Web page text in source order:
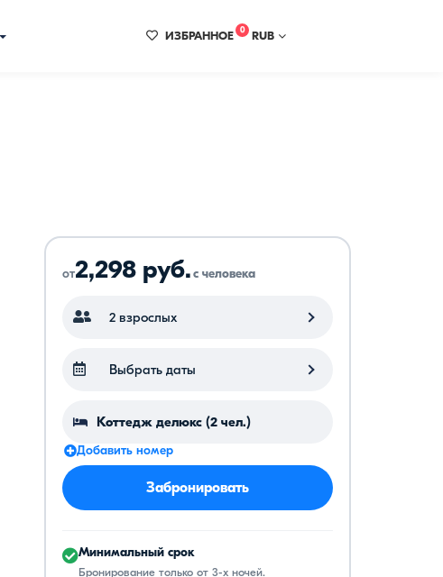
ИЗБРАННОЕ 0 RUB
от2,298 руб.с человека
2 взрослых
Выбрать даты
Добавить номер
Забронировать
Минимальный срок
Бронирование только от 3-х ночей.